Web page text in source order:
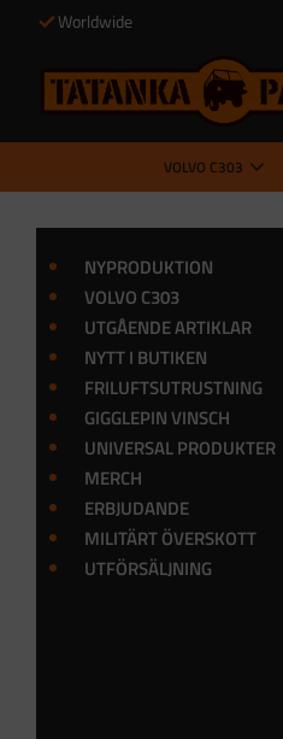
Worldwide
VOLVO C303
NYPRODUKTION
VOLVO C303
UTGÅENDE ARTIKLAR
NYTT I BUTIKEN
FRILUFTSUTRUSTNING
GIGGLEPIN VINSCH
UNIVERSAL PRODUKTER
MERCH
ERBJUDANDE
MILITÄRT ÖVERSKOTT
UTFÖRSÄLJNING